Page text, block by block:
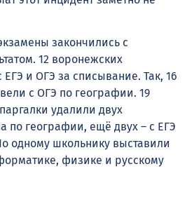
закончились с
12 воронежских
и ОГЭ за списывание. Так, 16
с ОГЭ по географии. 19
удалили двух
по географии, ещё двух – с ЕГЭ
одному школьнику выставили
физике и русскому